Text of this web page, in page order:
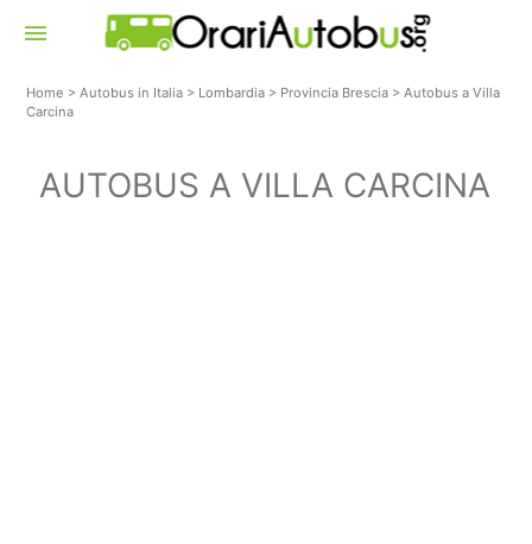
menu
Home >Autobus in Italia > Lombardia > Provincia Brescia >Autobus a Villa
Carcina
AUTOBUS A VILLA CARCINA